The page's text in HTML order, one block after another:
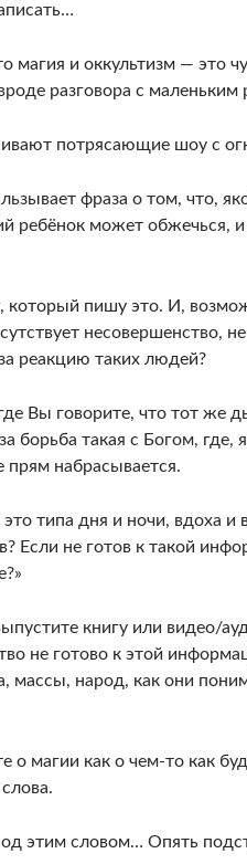
магия и оккультизм — это
разговора с маленьким
потрясающие шоу с
фраза о том, что,
ребёнок может обжечься,
который пишу это. И,
несовершенство,
реакцию таких людей?
Вы говорите, что тот же
борьба такая с Богом, где,
прям набрасывается.
типа дня и ночи, вдоха и
Если не готов к такой
книгу или видео/
не готово к этой
массы, народ, как они
о магии как о чем-то как
этим словом… Опять